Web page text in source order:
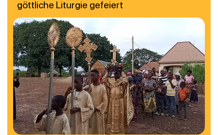
göttliche Liturgie gefeiert